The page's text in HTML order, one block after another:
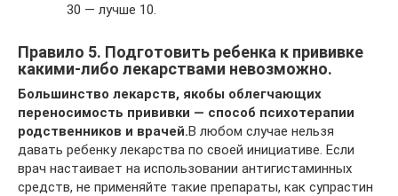
30 — лучше 10.
Правило 5. Подготовить ребенка к прививке
какими-либо лекарствами невозможно.
Большинство лекарств, якобы облегчающих
переносимость прививки — способ психотерапии
родственников и врачей.В любом случае нельзя
давать ребенку лекарства по своей инициативе. Если
врач настаивает на использовании антигистаминных
средств, не применяйте такие препараты, как супрастин